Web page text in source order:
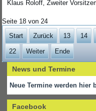
Klaus Roloff, Zweiter
Seite 18 von 24
Start
Zurück 13 14
22 Weiter Ende
News und Termine
Neue Termine werden hier
Facebook